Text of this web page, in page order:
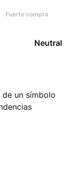
Fuerte compra
Neutral
un símbolo